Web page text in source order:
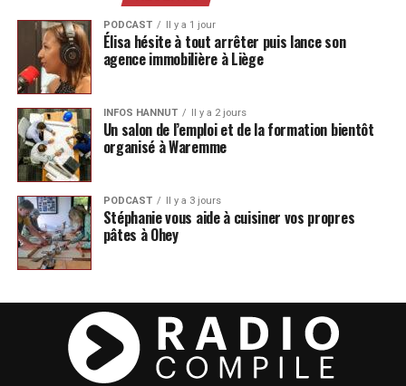
PODCAST Il y a 1 jour
Élisa hésite à tout arrêter puis lance son
agence immobilière à Liège
INFOS HANNUT Il y a 2 jours
Un salon de l’emploi et de la formation bientôt
organisé à Waremme
PODCAST Il y a 3 jours
Stéphanie vous aide à cuisiner vos propres
pâtes à Ohey